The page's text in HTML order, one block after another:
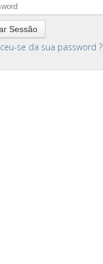
Sessão
se da sua password ?